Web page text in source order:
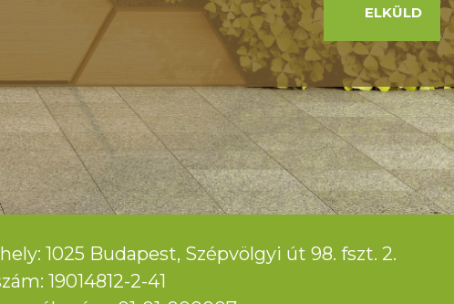
ELKÜLD
1025 Budapest, Szépvölgyi út 98. fszt. 2.
19014812-2-41